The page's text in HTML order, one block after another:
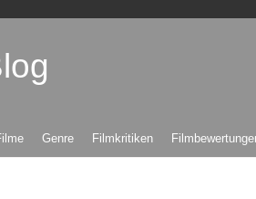
Genre Filmkritiken